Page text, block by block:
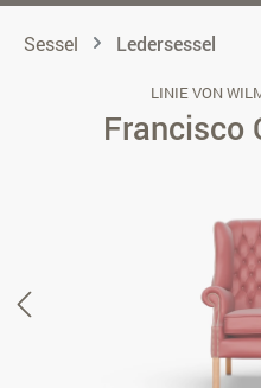
Sessel Ledersessel
LINIE VON
Francisco